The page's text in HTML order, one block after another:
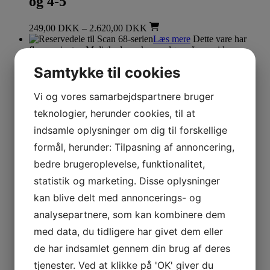
249,00 DKK – 2.620,00 DKK
Læs mere Dette vare har
flere varianter. Mulighederne kan vælges på varesiden
Reservedele til Scan ovne
Reservedele til Scan 68-serien
DKK
Læs mere
Reservedele til Scan ovne
Stift til røgvenderplade Scan (1 stk.)
Læs mereDette vare
har flere varianter. Mulighederne kan vælges på varesiden
Reservedele til Scan ovne
Samtykke til cookies
Vi og vores samarbejdspartnere bruger
teknologier, herunder cookies, til at
indsamle oplysninger om dig til forskellige
formål, herunder: Tilpasning af annoncering,
bedre brugeroplevelse, funktionalitet,
statistik og marketing. Disse oplysninger
kan blive delt med annoncerings- og
analysepartnere, som kan kombinere dem
med data, du tidligere har givet dem eller
de har indsamlet gennem din brug af deres
tjenester. Ved at klikke på 'OK' giver du